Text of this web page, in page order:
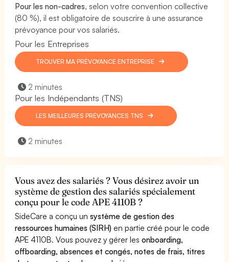
Pour les non-cadres, selon votre convention collective
(80 %), il est obligatoire de souscrire à une assurance
prévoyance pour vos salariés.
Pour les Entreprises
TROUVER MA PRÉVOYANCE ENTREPRISE
2 minutes
Pour les Indépendants (TNS)
LES MEILLEURES PRÉVOYANCES TNS
2 minutes
Vous avez des salariés ? Vous désirez avoir un
système de gestion des salariés spécialement
conçu pour le code APE 4110B ?
SideCare a conçu unsystème de gestion des
ressources humaines (SIRH) en partie créé pour le code
APE 4110B. Vous pouvez y gérer lesonboarding,
offboarding, absences et congés, notes de frais, titres